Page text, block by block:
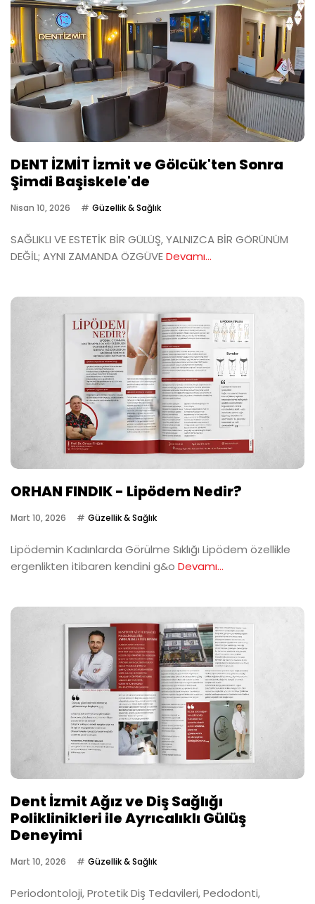
DENT İZMİT İzmit ve Gölcük'ten Sonra
Şimdi Başiskele'de
Nisan 10, 2026 Güzellik & Sağlık
SAĞLIKLI VE ESTETİK BİR GÜLÜŞ, YALNIZCA BİR GÖRÜNÜM
DEĞİL; AYNI ZAMANDA ÖZGÜVEDevamı...
ORHAN FINDIK - Lipödem Nedir?
Mart 10, 2026 Güzellik & Sağlık
Lipödemin Kadınlarda Görülme Sıklığı Lipödem özellikle
ergenlikten itibaren kendini g&o Devamı...
Dent İzmit Ağız ve Diş Sağlığı
Poliklinikleri ile Ayrıcalıklı Gülüş
Deneyimi
Mart 10, 2026 Güzellik & Sağlık
Periodontoloji, Protetik Diş Tedavileri, Pedodonti,